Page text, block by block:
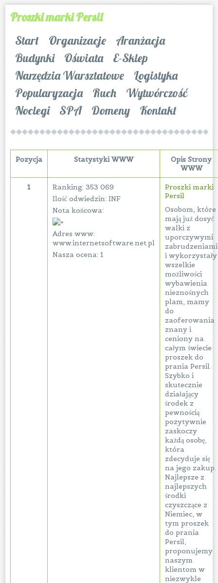
Proszki marki Persil
Start
Organizacje
Aranżacja
Budynki
Oświata
E-Sklep
Narzędzia Warsztatowe
Logistyka
Popularyzacja
Ruch
Wytwórczość
Noclegi
SPA Domeny Kontakt
Pozycja Statystyki WWW
Opis Strony
WWW
1
Ranking: 353 069
Ilość odwiedzin: INF
Nota końcowa:
Adres www:
www.internetsoftware.net.pl
Nasza ocena: 1
Proszki marki
Persil
Osobom, które
mają już dosyć
walki z
uporczywymi
zabrudzeniami
i wykorzystały
wszelkie
możliwości
wybawienia
nieznośnych
plam, mamy
do
zaoferowania
znany i
ceniony na
całym świecie
proszek do
prania Persil.
Szybko i
skutecznie
działający
środek z
pewnością
pozytywnie
zaskoczy
każdą osobę,
która
zdecyduje się
na jego zakup.
Najlepsze z
najlepszych
środki
czyszczące z
Niemiec, w
tym proszek
do prania
Persil,
proponujemy
naszym
klientom w
niezwykle